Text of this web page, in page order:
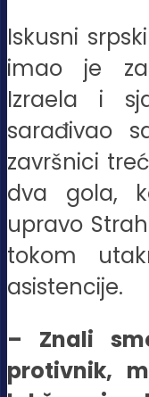
Iskusni
imao je
Izraela i
sarađivao
završnici
dva gola,
upravo
tokom
asistencije.
– Znali
protivnik,